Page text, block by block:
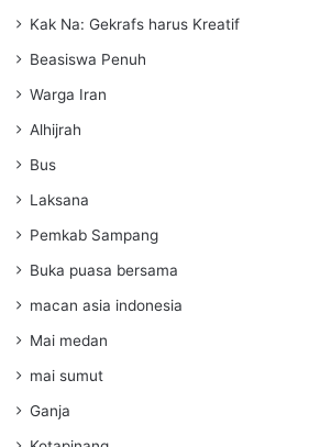
Kak Na: Gekrafs harus Kreatif
Beasiswa Penuh
Warga Iran
Alhijrah
Bus
Laksana
Pemkab Sampang
Buka puasa bersama
macan asia indonesia
Mai medan
mai sumut
Ganja